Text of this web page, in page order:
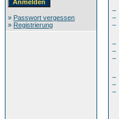
» Passwort vergessen
» Registrierung
–
–
–
–
–
–
–
–
–